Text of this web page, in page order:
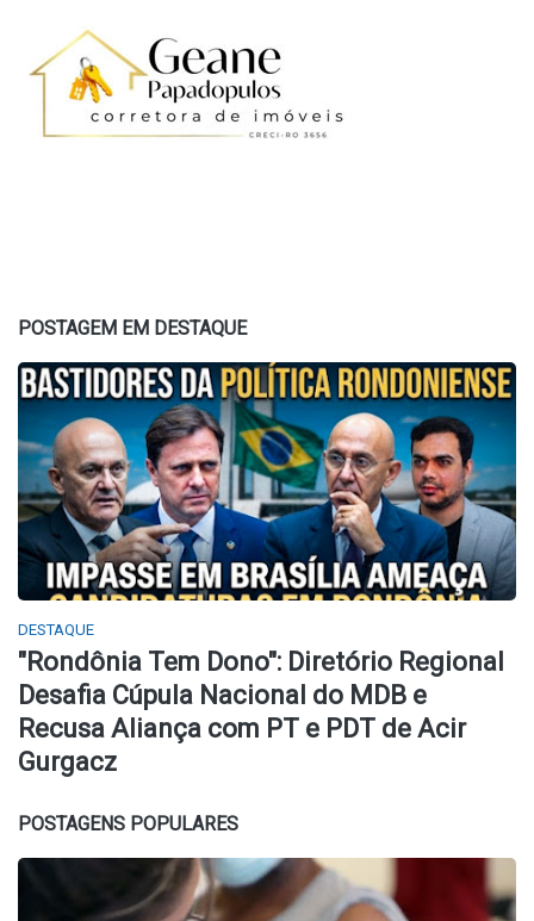
POSTAGEM EM DESTAQUE
DESTAQUE
​"Rondônia Tem Dono": Diretório Regional
Desafia Cúpula Nacional do MDB e
Recusa Aliança com PT e PDT de Acir
Gurgacz
POSTAGENS POPULARES